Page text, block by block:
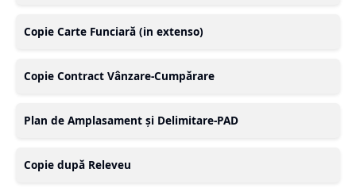
Copie Carte Funciară (in extenso)
Copie Contract Vânzare-Cumpărare
Plan de Amplasament și Delimitare-PAD
Copie după Releveu